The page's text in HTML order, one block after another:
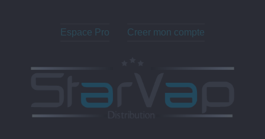
Espace Pro Creer mon compte